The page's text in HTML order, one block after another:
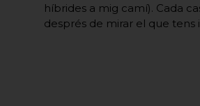
híbrides a mig camí). Cada
després de mirar el que tens